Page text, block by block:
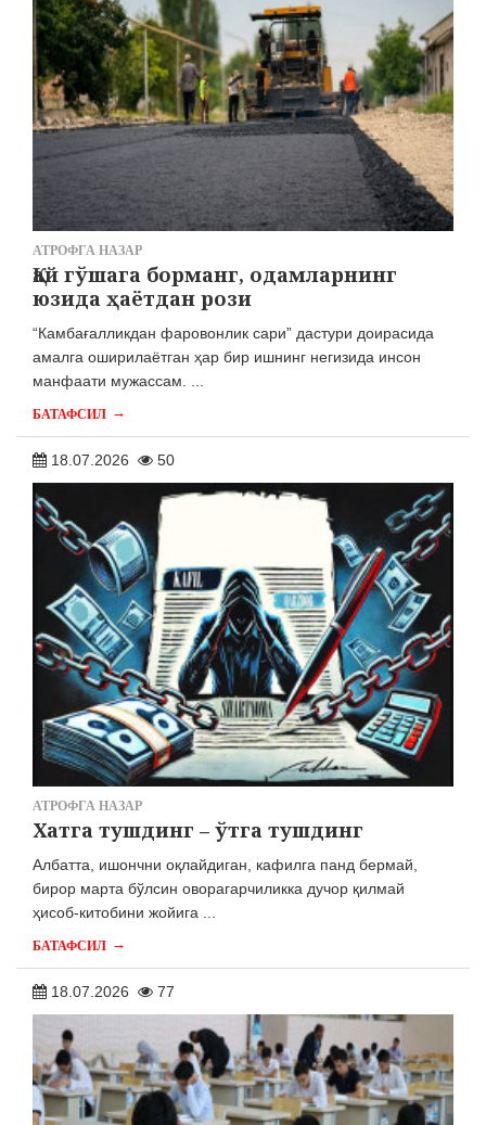
АТРОФГА НАЗАР
Қай гўшага борманг, одамларнинг
юзида ҳаётдан рози
“Камбағалликдан фаровонлик сари” дастури доирасида
амалга оширилаётган ҳар бир ишнинг негизида инсон
манфаати мужассам. ...
БАТАФСИЛ →
18.07.2026 50
АТРОФГА НАЗАР
Хатга тушдинг – ўтга тушдинг
Албатта, ишончни оқлайдиган, кафилга панд бермай,
бирор марта бўлсин оворагарчиликка дучор қилмай
ҳисоб-китобини жойига ...
БАТАФСИЛ →
18.07.2026 77